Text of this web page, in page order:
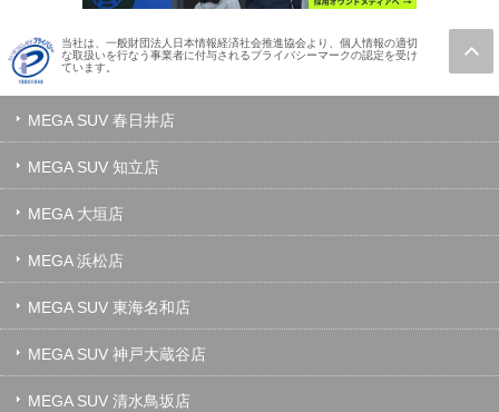
当社は、一般財団法人日本情報経済社会推進協会より、個人情報の適切
な取扱いを行なう事業者に付与されるプライバシーマークの認定を受け
ています。
MEGA SUV 春日井店
MEGA SUV 知立店
MEGA 大垣店
MEGA 浜松店
MEGA SUV 東海名和店
MEGA SUV 神戸大蔵谷店
MEGA SUV 清水鳥坂店